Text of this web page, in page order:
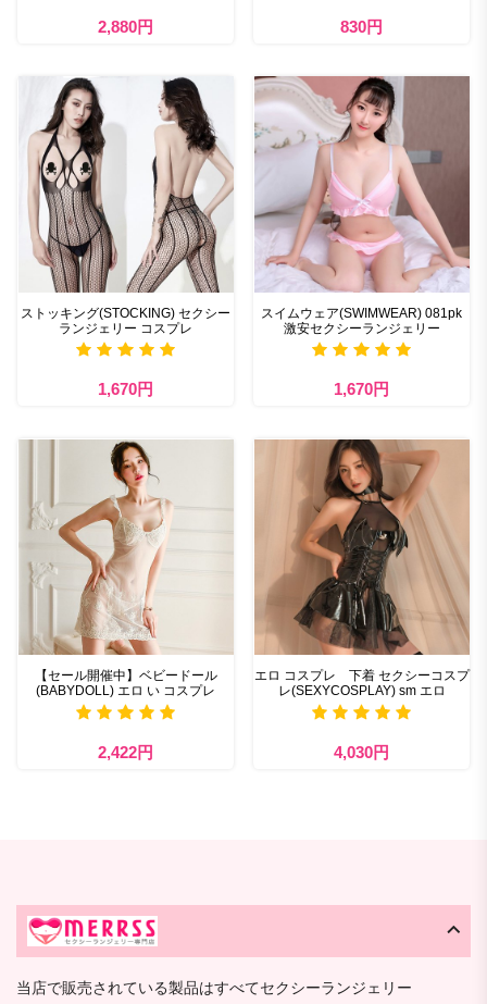
2,880円 830円
ストッキング(STOCKING) セクシー
ランジェリー コスプレ
1,670円
スイムウェア(SWIMWEAR) 081pk
激安セクシーランジェリー
1,670円
【セール開催中】ベビードール
(BABYDOLL) エロ い コスプレ
2,422円
エロ コスプレ 下着 セクシーコスプ
レ(SEXYCOSPLAY) sm エロ
4,030円
当店で販売されている製品はすべてセクシーランジェリー